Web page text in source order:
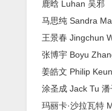
鹿晗 Luhan 吴邪
马思纯 Sandra
王景春 Jingchun
张博宇 Boyu
姜皓文 Philip
涂圣成 Jack Tu 潘
玛丽卡·沙拉瓦特